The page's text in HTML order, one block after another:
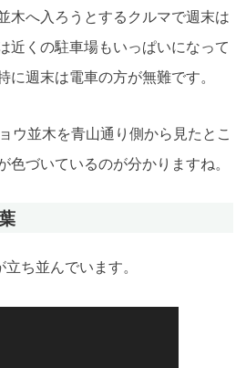
木へ入ろうとするクルマで週末は
近くの駐車場もいっぱいになって
に週末は電車の方が無難です。
ウ並木を青山通り側から見たとこ
色づいているのが分かりますね。
ち並んでいます。